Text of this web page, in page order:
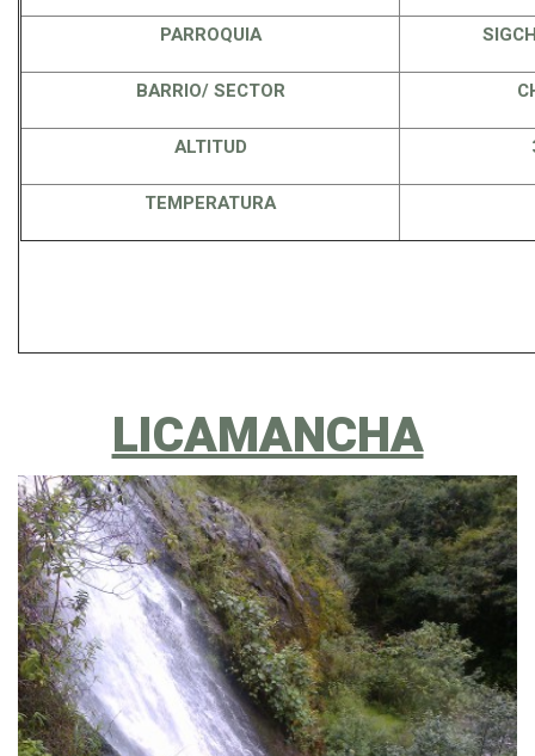
PARROQUIA
BARRIO/ SECTOR
ALTITUD
TEMPERATURA
LICAMANCHA